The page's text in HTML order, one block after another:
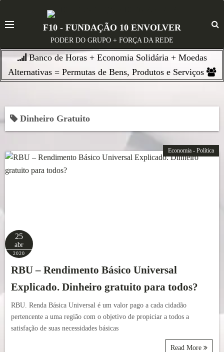
t
c
t
F10 - FUNDAÇÃO 10 ENVOLVER
PODER DO GRUPO + FORÇA DA REDE
Banco de Horas + Economia Solidária + Moedas
Alternativas = Permutas de Bens, Produtos e Serviços
Dinheiro Gratuito
Economia - Política
25
abr
2020
RBU – Rendimento Básico Universal
Explicado. Dinheiro gratuito para todos?
RBU. Renda Básica Universal é um valor pago a cada cidadão
pertencente a uma região com o objetivo de propiciar a todos a
satisfação de suas necessidades básicas
Read More